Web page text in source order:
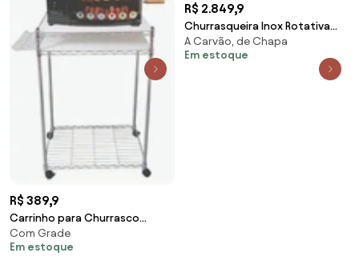
R$ 389,9
Carrinho para Churrasco
Churrasqueira Aço Aramado
com Rodinhas
Com Grade
Em estoque
R$ 2.849,9
Churrasqueira Inox Rotativa
Giratória Duplo 13 Espetos
A Carvão, de Chapa
Em estoque